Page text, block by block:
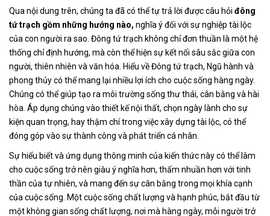
Qua nội dung trên, chúng ta đã có thể tự trả lời được câu hỏi đông
tứ trạch gồm những hướng nào, nghĩa ý đối với sự nghiệp tài lộc
của con người ra sao. Đông tứ trạch không chỉ đơn thuần là một hệ
thống chỉ định hướng, mà còn thể hiện sự kết nối sâu sắc giữa con
người, thiên nhiên và văn hóa. Hiểu về Đông tứ trạch, Ngũ hành và
phong thủy có thể mang lại nhiều lợi ích cho cuộc sống hàng ngày.
Chúng có thể giúp tạo ra môi trường sống thư thái, cân bằng và hài
hòa. Áp dụng chúng vào thiết kế nội thất, chọn ngày lành cho sự
kiện quan trọng, hay thậm chí trong việc xây dựng tài lộc, có thể
đóng góp vào sự thành công và phát triển cá nhân.
Sự hiểu biết và ứng dụng thông minh của kiến thức này có thể làm
cho cuộc sống trở nên giàu ý nghĩa hơn, thấm nhuần hơn với tinh
thần của tự nhiên, và mang đến sự cân bằng trong mọi khía cạnh
của cuộc sống. Một cuộc sống chất lượng và hạnh phúc, bắt đầu từ
một không gian sống chất lượng, nơi mà hàng ngày, mỗi người trở